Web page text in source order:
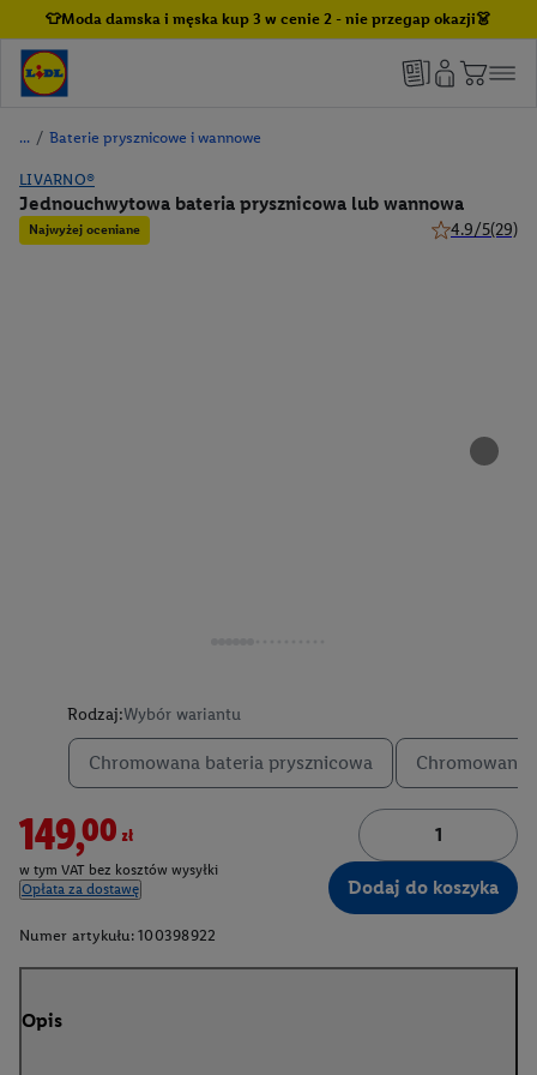
👕Moda damska i męska kup 3 w cenie 2 - nie przegap okazji👗
/ Baterie prysznicowe i wannowe
LIVARNO®
Jednouchwytowa bateria prysznicowa lub wannowa
Najwyżej oceniane 4.9/5(29)
Rodzaj:Wybór wariantu
Chromowana bateria prysznicowa Chromowana
149,00zł
w tym VAT bez kosztów wysyłki
Opłata za dostawę
Dodaj do koszyka
Numer artykułu: 100398922
Opis